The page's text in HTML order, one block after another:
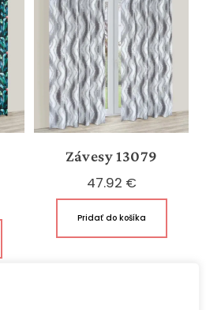
Závesy 13079
47.92 €
Pridať do košíka